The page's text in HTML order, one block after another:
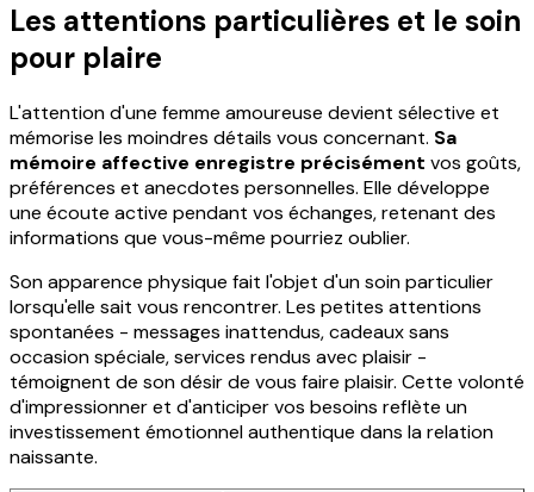
Les attentions particulières et le soin
pour plaire
L'attention d'une femme amoureuse devient sélective et
mémorise les moindres détails vous concernant. Sa
mémoire affective enregistre précisément vos goûts,
préférences et anecdotes personnelles. Elle développe
une écoute active pendant vos échanges, retenant des
informations que vous-même pourriez oublier.
Son apparence physique fait l'objet d'un soin particulier
lorsqu'elle sait vous rencontrer. Les petites attentions
spontanées - messages inattendus, cadeaux sans
occasion spéciale, services rendus avec plaisir -
témoignent de son désir de vous faire plaisir. Cette volonté
d'impressionner et d'anticiper vos besoins reflète un
investissement émotionnel authentique dans la relation
naissante.